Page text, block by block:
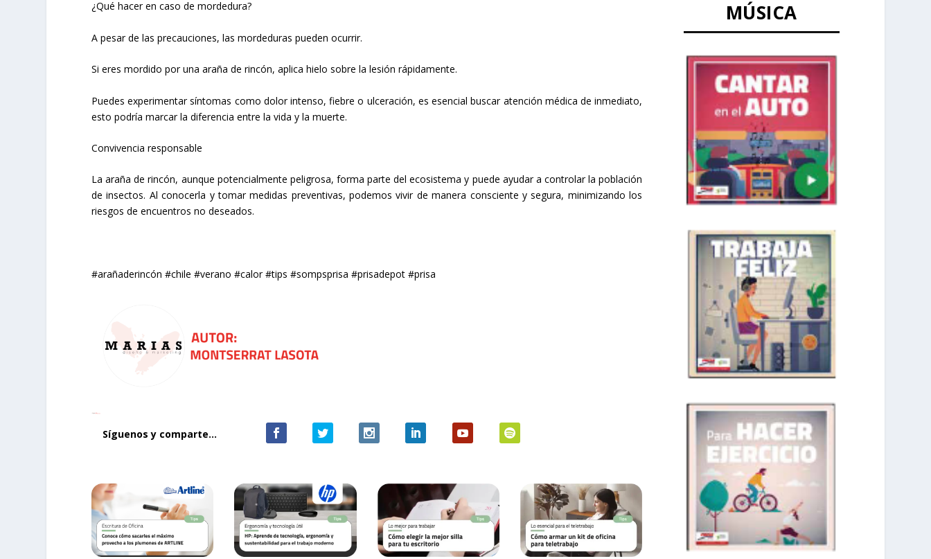
¿Qué hacer en caso de mordedura?
A pesar de las precauciones, las mordeduras pueden ocurrir.
Si eres mordido por una araña de rincón, aplica hielo sobre la lesión rápidamente.
Puedes experimentar síntomas como dolor intenso, fiebre o ulceración, es esencial buscar atención médica de inmediato,
esto podría marcar la diferencia entre la vida y la muerte.
Convivencia responsable
La araña de rincón, aunque potencialmente peligrosa, forma parte del ecosistema y puede ayudar a controlar la población
de insectos. Al conocerla y tomar medidas preventivas, podemos vivir de manera consciente y segura, minimizando los
riesgos de encuentros no deseados.
#arañaderincón #chile #verano #calor #tips #sompsprisa #prisadepot #prisa
Síguenos y comparte...
MÚSICA